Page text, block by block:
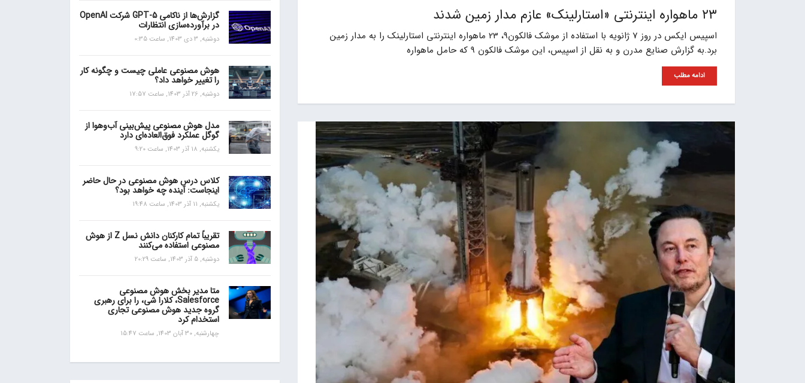
۲۳ ماهواره اینترنتی «استارلینک» عازم مدار زمین شدند
اسپیس ایکس در روز 7 ژانویه با استفاده از موشک فالکون9، 23 ماهواره اینترنتی استارلینک را به مدار زمین
برد.به گزارش صنایع مدرن و به نقل از اسپیس، این موشک فالکون 9 که حامل ماهواره
ادامه مطلب
گزارش‌ها از ناکامی GPT-5 شرکت OpenAI
در برآورده‌سازی انتظارات
دوشنبه, 3 دی 1403, ساعت 0:35
هوش مصنوعی عاملی چیست و چگونه کار
را تغییر خواهد داد؟
دوشنبه, 26 آذر 1403, ساعت 17:57
مدل هوش مصنوعی پیش‌بینی آب‌و‌هوا از
گوگل عملکرد فوق‌العاده‌ای دارد
یکشنبه, 18 آذر 1403, ساعت 9:20
کلاس درس هوش مصنوعی در حال حاضر
اینجاست: آینده چه خواهد بود؟
یکشنبه, 11 آذر 1403, ساعت 19:48
تقریباً تمام کارکنان دانش نسل Z از هوش
مصنوعی استفاده می‌کنند
دوشنبه, 5 آذر 1403, ساعت 20:29
متا مدیر بخش هوش مصنوعی
Salesforce، کلارا شی، را برای رهبری
گروه جدید هوش مصنوعی تجاری
استخدام کرد
چهارشنبه, 30 آبان 1403, ساعت 15:47